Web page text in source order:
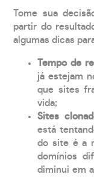
Tome sua
partir do
algumas dicas
Tempo de
já estejam
que sites
vida;
Sites
está
do site é a
domínios
diminui em